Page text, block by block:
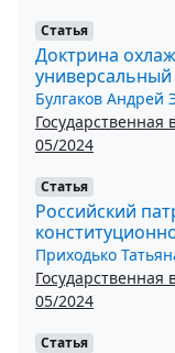
Статья
Доктрина
Булгаков Андрей
05/2024
Статья
Российский
Приходько
05/2024
Статья